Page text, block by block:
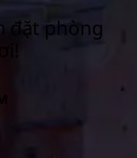
đặt phòng